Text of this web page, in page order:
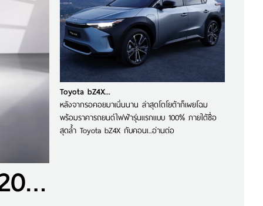
TOYOTA NEW BZ4X 2025
Toyota bZ4X...
หลังจากรอคอยมาเนิ่นนาน ล่าสุดโตโยต้าก็เผยโฉม
พร้อมราคารถยนต์ไฟฟ้ารุ่นแรกแบบ 100% ภายใต้ชื่อ
สุดล้ำ Toyota bZ4X กับคอนเ...อ่านต่อ